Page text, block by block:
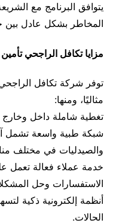
يتوافق البرنامج مع
المخاطر بشكل عادل بين
مزايا تكافل الراجحي
توفر شركة تكافل الراجحي
مثاليًا، ومنها:
تغطية شاملة داخل
شبكة طبية واسعة تشمل
والصيدليات في مختلف
خدمة عملاء فعالة تعمل
الاستفسارات وحل
أنظمة إلكترونية ذكية
الحالات.